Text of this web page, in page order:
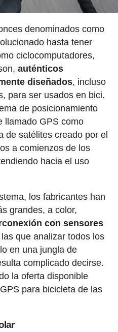
denominados como
hasta tener
ciclocomputadores,
auténticos
diseñados, incluso
para ser usados en bici.
de posicionamiento
llamado GPS como
de satélites creado por el
a comienzos de los
hacia el uso
los fabricantes han
grandes, a color,
con sensores
que analizar todos los
en una jungla de
complicado decirse.
la oferta disponible
para bicicleta de las